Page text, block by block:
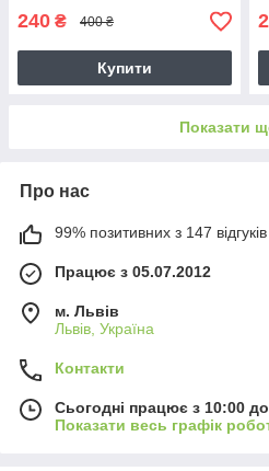
240 ₴ 400 ₴
Купити
Показати
Про нас
99% позитивних з 147 відгуків
Працює з 05.07.2012
м. Львів
Львів, Україна
Контакти
Сьогодні працює з 10:00
Показати весь графік